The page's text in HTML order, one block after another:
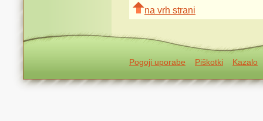
na vrh strani
Pogoji uporabe Piškotki Kazalo